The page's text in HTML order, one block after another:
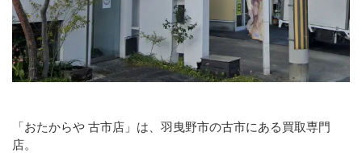
「おたからや 古市店」は、羽曳野市の古市にある買取専門
店。